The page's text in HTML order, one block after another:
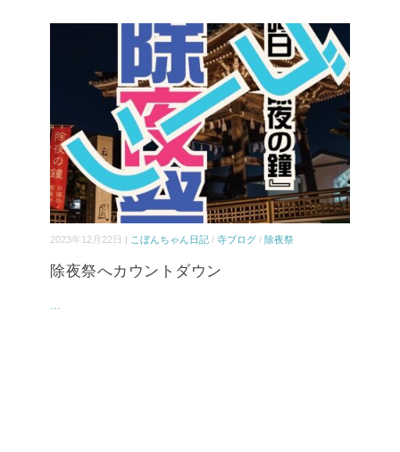
2023年12月22日 | こぼんちゃん日記 / 寺ブログ / 除夜祭
除夜祭へカウントダウン
...